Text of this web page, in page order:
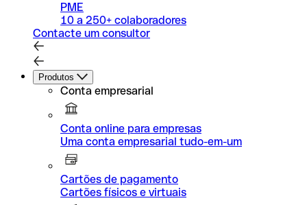
PME
10 a 250+ colaboradores
Contacte um consultor
Produtos
Conta empresarial
Conta online para empresas
Uma conta empresarial tudo-em-um
Cartões de pagamento
Cartões físicos e virtuais